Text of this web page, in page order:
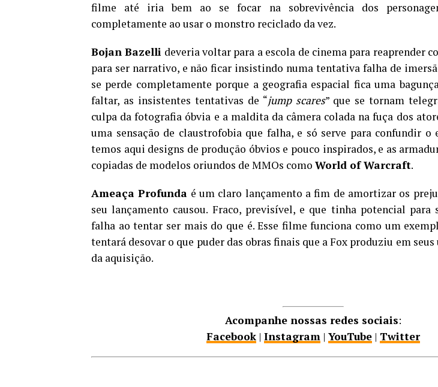
filme até iria bem ao se focar na sobrevivência dos
completamente ao usar o monstro reciclado da vez.
Bojan Bazelli deveria voltar para a escola de cinema para reaprender
para ser narrativo, e não ficar insistindo numa tentativa falha de
se perde completamente porque a geografia espacial fica uma
faltar, as insistentes tentativas de “jump scares” que se tornam
culpa da fotografia óbvia e a maldita da câmera colada na fuça dos
uma sensação de claustrofobia que falha, e só serve para confundir o
temos aqui designs de produção óbvios e pouco inspirados, e as
copiadas de modelos oriundos de MMOs como World of Warcraft.
Ameaça Profunda é um claro lançamento a fim de amortizar os
seu lançamento causou. Fraco, previsível, e que tinha potencial para
falha ao tentar ser mais do que é. Esse filme funciona como um
tentará desovar o que puder das obras finais que a Fox produziu em
da aquisição.
Acompanhe nossas redes sociais:
Facebook | Instagram | YouTube | Twitter